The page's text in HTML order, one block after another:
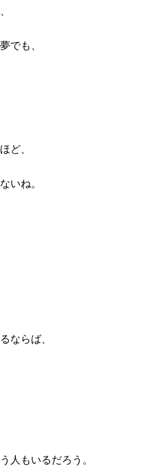
でも、
ど、
いね。
ならば、
人もいるだろう。